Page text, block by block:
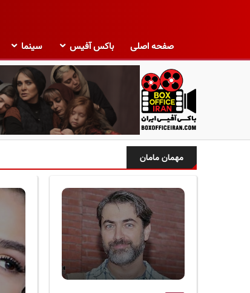
صفحه اصلی باکس آفیس سینما
ب
ک
س
مهمان مامان